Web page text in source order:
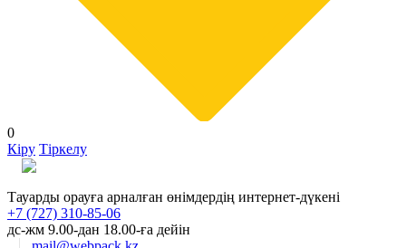
0
Кіру Тіркелу
Тауарды орауға арналған өнімдердің интернет-дүкені
+7 (727) 310-85-06
дс-жм 9.00-дан 18.00-ға дейін